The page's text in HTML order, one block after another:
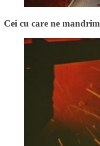
Cei cu care ne mandrim